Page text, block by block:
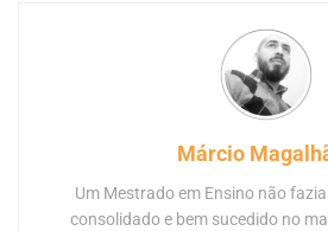
Márcio
Um Mestrado em Ensino não
consolidado e bem sucedido no